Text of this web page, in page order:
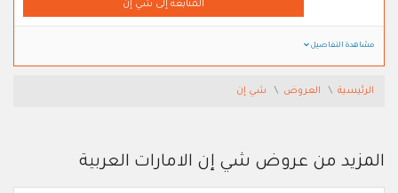
المتابعة إلى شي إن
مشاهدة التفاصيل
الرئيسية العروض شي إن
المزيد من عروض شي إن الامارات العربية